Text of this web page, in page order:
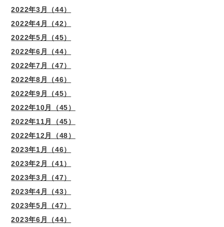
2022年3月（44）
2022年4月（42）
2022年5月（45）
2022年6月（44）
2022年7月（47）
2022年8月（46）
2022年9月（45）
2022年10月（45）
2022年11月（45）
2022年12月（48）
2023年1月（46）
2023年2月（41）
2023年3月（47）
2023年4月（43）
2023年5月（47）
2023年6月（44）